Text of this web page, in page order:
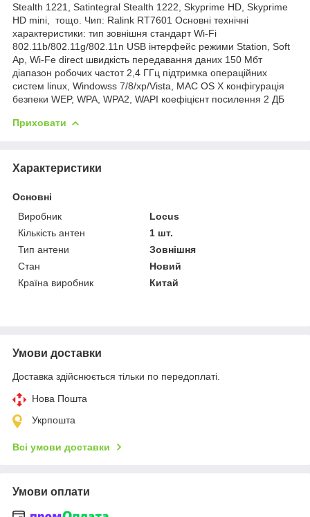
Stealth 1221, Satintegral Stealth 1222, Skyprime HD, Skyprime
HD mini, тощо. Чип: Ralink RT7601 Основні технічні
характеристики: тип зовнішня стандарт Wi-Fi
802.11b/802.11g/802.11n USB інтерфейс режими Station, Soft
Ap, Wi-Fe direct швидкість передавання даних 150 Мбт
діапазон робочих частот 2,4 ГГц підтримка операційних
систем linux, Windowss 7/8/xp/Vista, MAC OS X конфігурація
безпеки WEP, WPA, WPA2, WAPI коефіцієнт посилення 2 ДБ
Приховати
Характеристики
Основні
Виробник
Locus
Кількість антен
1 шт.
Тип антени
Зовнішня
Стан
Новий
Країна виробник
Китай
Умови доставки
Доставка здійснюється тільки по передоплаті.
Нова Пошта
Укрпошта
Всі умови доставки
Умови оплати